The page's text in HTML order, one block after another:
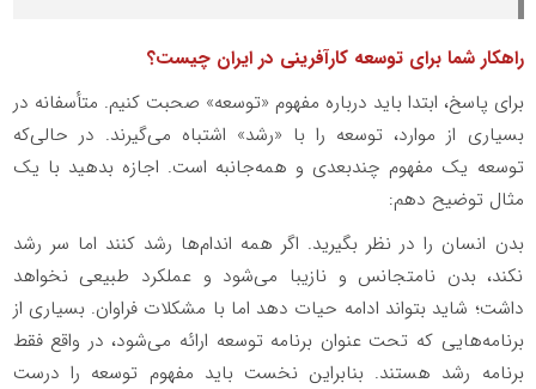
راهکار شما برای توسعه کارآفرینی در ایران چیست؟
برای پاسخ، ابتدا باید درباره مفهوم «توسعه» صحبت کنیم. متأسفانه در
بسیاری از موارد، توسعه را با «رشد» اشتباه می‌گیرند. در حالی‌که
توسعه یک مفهوم چندبعدی و همه‌جانبه است. اجازه بدهید با یک
مثال توضیح دهم:
بدن انسان را در نظر بگیرید. اگر همه اندام‌ها رشد کنند اما سر رشد
نکند، بدن نامتجانس و نازیبا می‌شود و عملکرد طبیعی نخواهد
داشت؛ شاید بتواند ادامه حیات دهد اما با مشکلات فراوان. بسیاری از
برنامه‌هایی که تحت عنوان برنامه توسعه ارائه می‌شود، در واقع فقط
برنامه رشد هستند. بنابراین نخست باید مفهوم توسعه را درست